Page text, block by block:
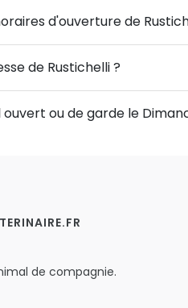
d'ouverture de
de Rustichelli ?
ou de garde le
de compagnie.